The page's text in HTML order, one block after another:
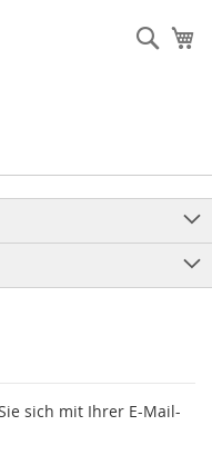
sich mit Ihrer E-Mail-